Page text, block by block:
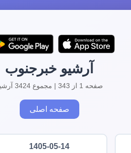
آرشیو خبرجنوب
صفحه 1 از 343 | مجموع 3424 آرشیو
صفحه اصلی
1405-05-14